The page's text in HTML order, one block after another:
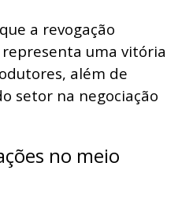
a revogação
uma vitória
além de
setor na negociação
no meio